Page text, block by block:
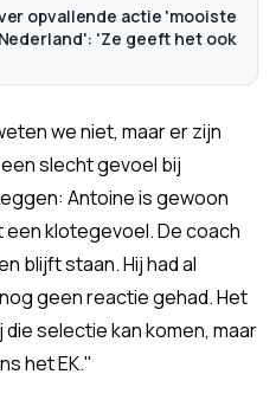
opvallende actie 'mooiste
'Ze geeft het ook
we niet, maar er zijn
slecht gevoel bij
Antoine is gewoon
een klotegevoel. De coach
blijft staan. Hij had al
geen reactie gehad. Het
selectie kan komen, maar
het EK."